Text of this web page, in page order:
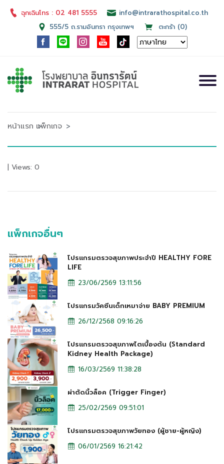
ฉุกเฉินโทร : 02 481 5555
info@intrarathospital.co.th
555/5 ถ.รามอินทรา กรุงเทพฯ
ตะกร้า (0)
หน้าแรก แพ็กเกจ
| Views: 0
แพ็กเกจอื่นๆ
โปรแกรมตรวจสุขภาพประจำปี HEALTHY FORE
LIFE
23/06/2569 13:11:56
โปรแกรมวัคซีนเด็กเหมาจ่าย BABY PREMIUM
26/12/2568 09:16:26
โปรแกรมตรวจสุขภาพไตเบื้องต้น (Standard
Kidney Health Package)
16/03/2569 11:38:28
ผ่าตัดนิ้วล็อค (Trigger Finger)
25/02/2569 09:51:01
โปรแกรมตรวจสุขภาพวัยทอง (ผู้ชาย-ผู้หญิง)
06/01/2569 16:21:42